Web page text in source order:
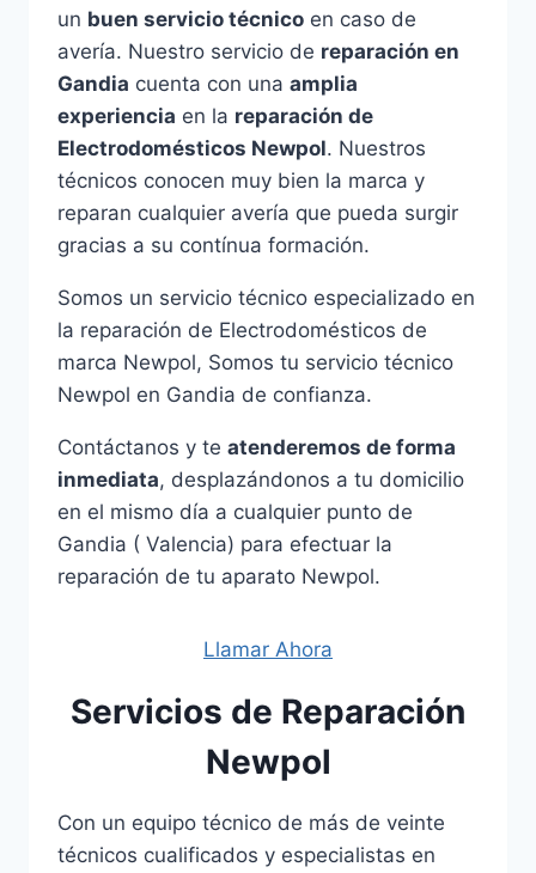
un buen servicio técnico en caso de
avería. Nuestro servicio de reparación en
Gandia cuenta con una amplia
experiencia en la reparación de
Electrodomésticos Newpol. Nuestros
técnicos conocen muy bien la marca y
reparan cualquier avería que pueda surgir
gracias a su contínua formación.
Somos un servicio técnico especializado en
la reparación de Electrodomésticos de
marca Newpol, Somos tu servicio técnico
Newpol en Gandia de confianza.
Contáctanos y te atenderemos de forma
inmediata, desplazándonos a tu domicilio
en el mismo día a cualquier punto de
Gandia ( Valencia) para efectuar la
reparación de tu aparato Newpol.
Llamar Ahora
Servicios de Reparación
Newpol
Con un equipo técnico de más de veinte
técnicos cualificados y especialistas en